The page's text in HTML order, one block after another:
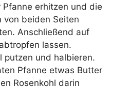
Pfanne erhitzen und die
von beiden Seiten
Anschließend auf
lassen.
putzen und halbieren.
Pfanne etwas Butter
Rosenkohl darin